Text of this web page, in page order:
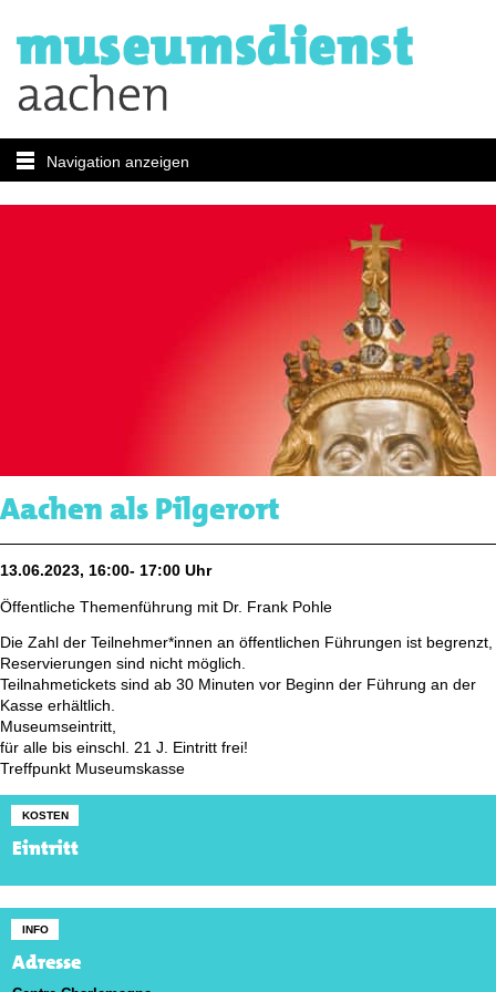
Navigation anzeigen
Aachen als Pilgerort
13.06.2023, 16:00- 17:00 Uhr
Öffentliche Themenführung mit Dr. Frank Pohle
Die Zahl der Teilnehmer*innen an öffentlichen Führungen ist begrenzt,
Reservierungen sind nicht möglich.
Teilnahmetickets sind ab 30 Minuten vor Beginn der Führung an der
Kasse erhältlich.
Museumseintritt,
für alle bis einschl. 21 J. Eintritt frei!
Treffpunkt Museumskasse
KOSTEN
Eintritt
INFO
Adresse